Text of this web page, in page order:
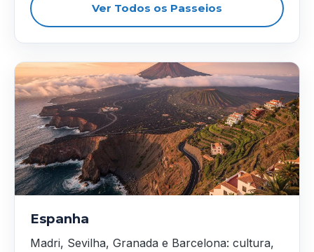
Ver Todos os Passeios
Espanha
Madri, Sevilha, Granada e Barcelona: cultura,